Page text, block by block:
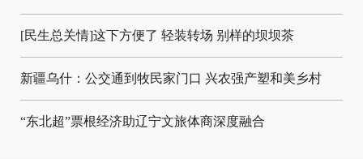
[民生总关情]这下方便了 轻装转场 别样的坝坝茶
新疆乌什：公交通到牧民家门口 兴农强产塑和美乡村
“东北超”票根经济助辽宁文旅体商深度融合